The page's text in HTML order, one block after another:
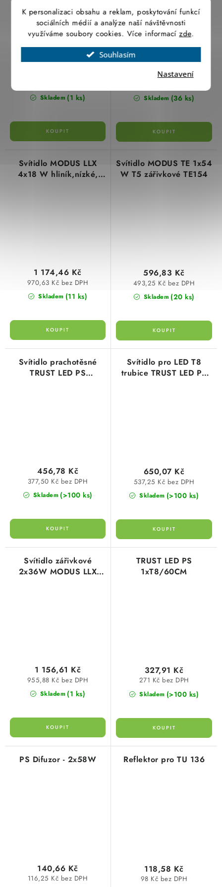
K personalizaci obsahu a reklam, poskytování funkcí
sociálních médií a analýze naší návštěvnosti
využíváme soubory cookies. Více informacízde.
Souhlasím
Nastavení
Skladem (1 ks) Skladem (36 ks)
1 318,75 Kč
Svítidlo MODUS LLX
4x18 W hliník,nízké,
Skladem (11 ks)
970,63 Kč bez DPH
1 174,46 Kč
Svítidlo MODUS TE 1x54
W T5 zářivkové TE154
Skladem (20 ks)
493,25 Kč bez DPH
596,83 Kč
Svítidlo prachotěsné
TRUST LED PS
Skladem (>100 ks)
377,50 Kč bez DPH
456,78 Kč
Svítidlo pro LED T8
trubice TRUST LED PS
Skladem (>100 ks)
537,25 Kč bez DPH
650,07 Kč
Svítidlo zářivkové
2x36W MODUS LLX
Skladem (1 ks)
955,88 Kč bez DPH
1 156,61 Kč
TRUST LED PS
1xT8/60CM
Skladem (>100 ks)
271 Kč bez DPH
327,91 Kč
PS Difuzor - 2x58W
116,25 Kč bez DPH
140,66 Kč
Reflektor pro TU 136
98 Kč bez DPH
118,58 Kč